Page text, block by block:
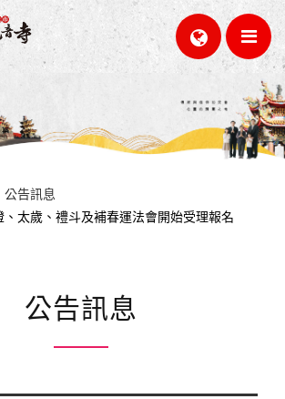
公告訊息
、太歲、禮斗及補春運法會開始受理報名
公告訊息